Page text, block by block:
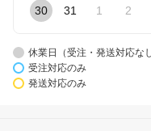
30 31 1 2
休業日（受注・発送対応なし
受注対応のみ
発送対応のみ